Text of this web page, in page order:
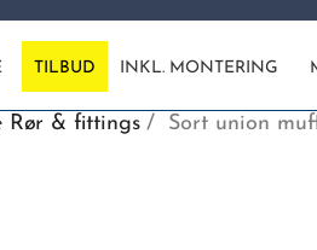
TILBUD INKL. MONTERING
Rør & fittings Sort union